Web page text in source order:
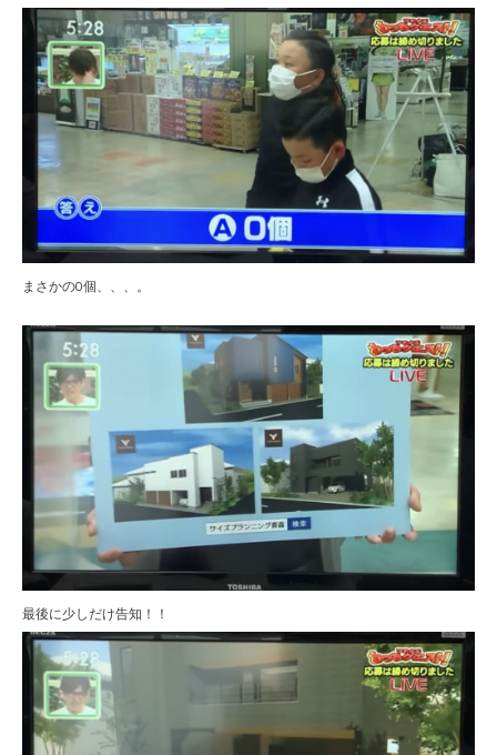
まさかの0個、、、。
最後に少しだけ告知！！